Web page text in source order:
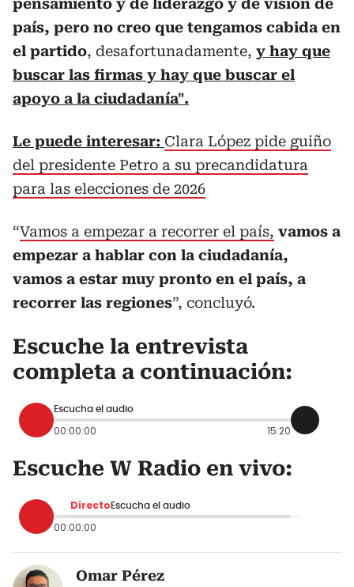
pensamiento y de liderazgo y de visión de
país, pero no creo que tengamos cabida en
el partido, desafortunadamente, y hay que
buscar las firmas y hay que buscar el
apoyo a la ciudadanía".
Le puede interesar: Clara López pide guiño
del presidente Petro a su precandidatura
para las elecciones de 2026
“Vamos a empezar a recorrer el país, vamos a
empezar a hablar con la ciudadanía,
vamos a estar muy pronto en el país, a
recorrer las regiones”, concluyó.
Escuche la entrevista
completa a continuación:
Escucha el audio
00:00:00 15:20
Escuche W Radio en vivo:
Directo Escucha el audio
00:00:00
Omar Pérez